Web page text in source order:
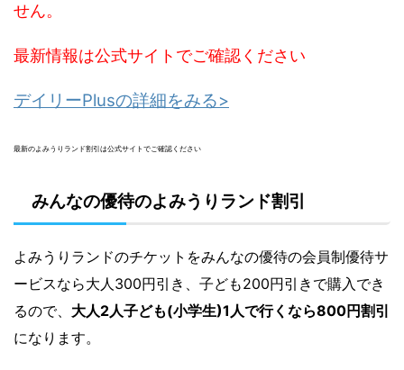
せん。
最新情報は公式サイトでご確認ください
デイリーPlusの詳細をみる>
最新のよみうりランド割引は公式サイトでご確認ください
みんなの優待のよみうりランド割引
よみうりランドのチケットをみんなの優待の会員制優待サ
ービスなら大人300円引き、子ども200円引きで購入でき
るので、 大人2人子ども(小学生)1人で行くなら800円割引
になります。